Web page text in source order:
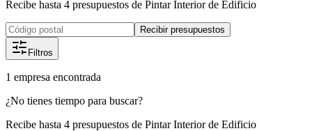
Recibe hasta 4 presupuestos de Pintar Interior de Edificio
Recibir presupuestos
Filtros
1 empresa encontrada
¿No tienes tiempo para buscar?
Recibe hasta 4 presupuestos de Pintar Interior de Edificio